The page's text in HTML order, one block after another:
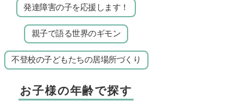
発達障害の子を応援します！
親子で語る世界のギモン
不登校の子どもたちの居場所づくり
お子様の年齢で探す